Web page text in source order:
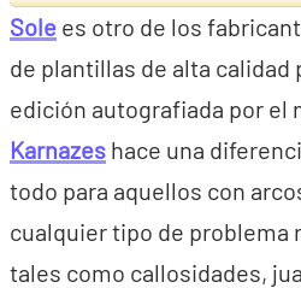
Sole es otro de los
de plantillas de alta calidad
edición autografiada por el
Karnazes hace una
todo para aquellos con
cualquier tipo de problema
tales como callosidades,